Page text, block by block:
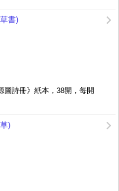
書)
圖詩冊》紙本，38開，每開
)